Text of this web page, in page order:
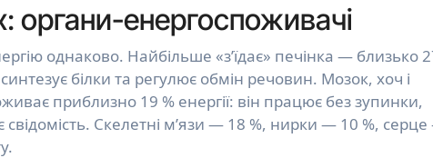
органи-енергоспоживачі
однаково. Найбільше «з’їдає» печінка — близько
білки та регулює обмін речовин. Мозок, хоч і
приблизно 19 % енергії: він працює без зупинки,
Скелетні м’язи — 18 %, нирки — 10 %,